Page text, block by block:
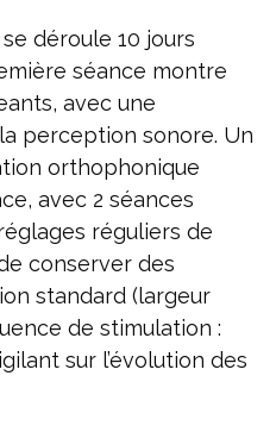
déroule 10 jours
séance montre
avec une
perception sonore. Un
orthophonique
avec 2 séances
réguliers de
conserver des
standard (largeur
de stimulation :
sur l’évolution des